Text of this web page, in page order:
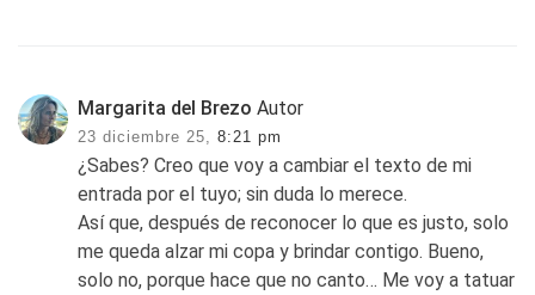
Margarita del Brezo Autor
23 diciembre 25, 8:21 pm
¿Sabes? Creo que voy a cambiar el texto de mi
entrada por el tuyo; sin duda lo merece.
Así que, después de reconocer lo que es justo, solo
me queda alzar mi copa y brindar contigo. Bueno,
solo no, porque hace que no canto… Me voy a tatuar